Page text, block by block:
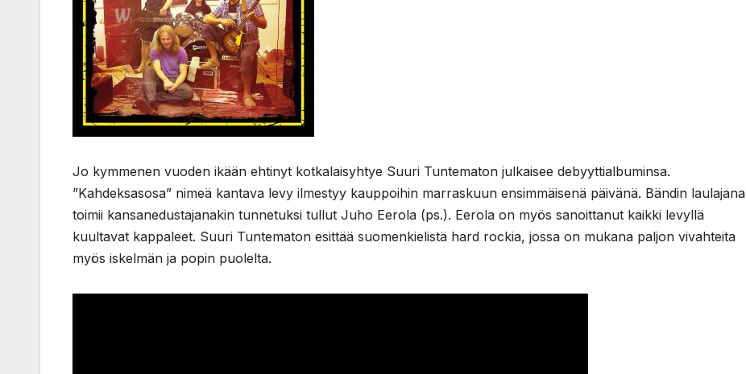
Jo kymmenen vuoden ikään ehtinyt kotkalaisyhtye Suuri Tuntematon julkaisee debyyttialbuminsa.
”Kahdeksasosa” nimeä kantava levy ilmestyy kauppoihin marraskuun ensimmäisenä päivänä. Bändin laulajana
toimii kansanedustajanakin tunnetuksi tullut Juho Eerola (ps.). Eerola on myös sanoittanut kaikki levyllä
kuultavat kappaleet. Suuri Tuntematon esittää suomenkielistä hard rockia, jossa on mukana paljon vivahteita
myös iskelmän ja popin puolelta.